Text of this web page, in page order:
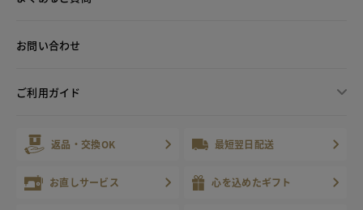
お問い合わせ
ご利用ガイド
返品・交換OK 最短翌日配送
お直しサービス 心を込めたギフト